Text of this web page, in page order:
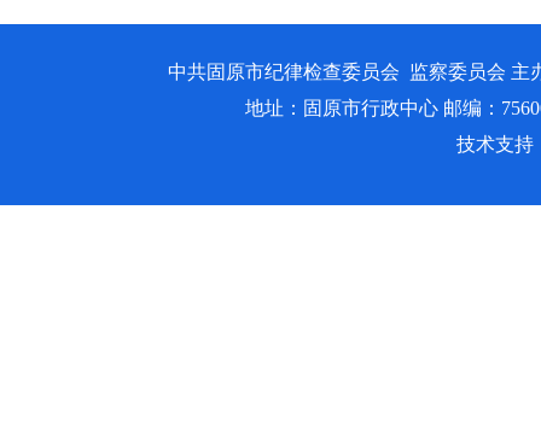
中共固原市纪律检查委员会 监察委员会
地址：固原市行政中心 邮编：
技术支持